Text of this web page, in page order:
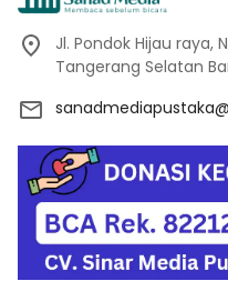
Jl. Pondok Hijau raya,
Tangerang Selatan